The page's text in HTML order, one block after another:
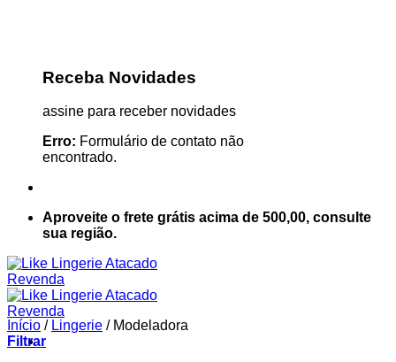
Receba Novidades
assine para receber novidades
Erro: Formulário de contato não
encontrado.
Aproveite o frete grátis acima de 500,00, consulte
sua região.
Início / Lingerie /Modeladora
Filtrar